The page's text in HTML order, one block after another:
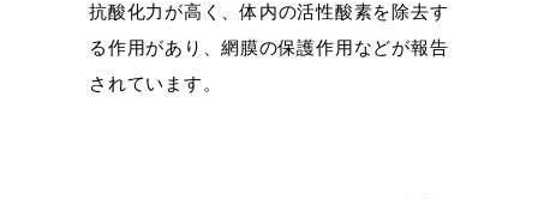
抗酸化力が高く、体内の活性酸素を除去す
る作用があり、網膜の保護作用などが報告
されています。